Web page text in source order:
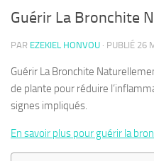
Guérir La Bronchite
PAR EZEKIEL HONVOU · PUBLIÉ 26
Guérir La Bronchite
de plante pour réduire
signes impliqués.
En savoir plus pour guérir la